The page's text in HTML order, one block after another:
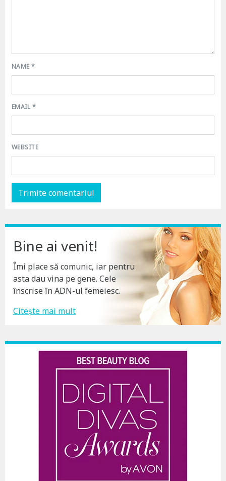
NAME*
EMAIL*
WEBSITE
Bine ai venit!
Îmi place să comunic, iar pentru
asta dau vina pe gene. Cele
înscrise în ADN-ul femeiesc.
Citește mai mult